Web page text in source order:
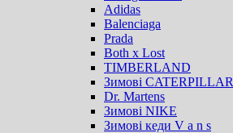
Adidas
Balenciaga
Prada
Both x Lost
TIMBERLAND
Зимові CATERPILLAR
Dr. Martens
Зимові NIKE
Зимові кеди V a n s